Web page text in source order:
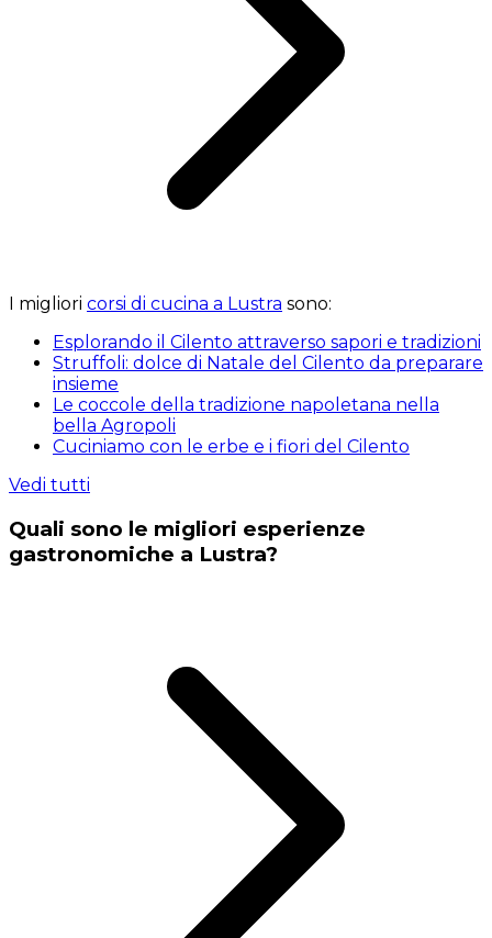
I migliori corsi di cucina a Lustra sono:
Esplorando il Cilento attraverso sapori e tradizioni
Struffoli: dolce di Natale del Cilento da preparare
insieme
Le coccole della tradizione napoletana nella
bella Agropoli
Cuciniamo con le erbe e i fiori del Cilento
Vedi tutti
Quali sono le migliori esperienze
gastronomiche a Lustra?